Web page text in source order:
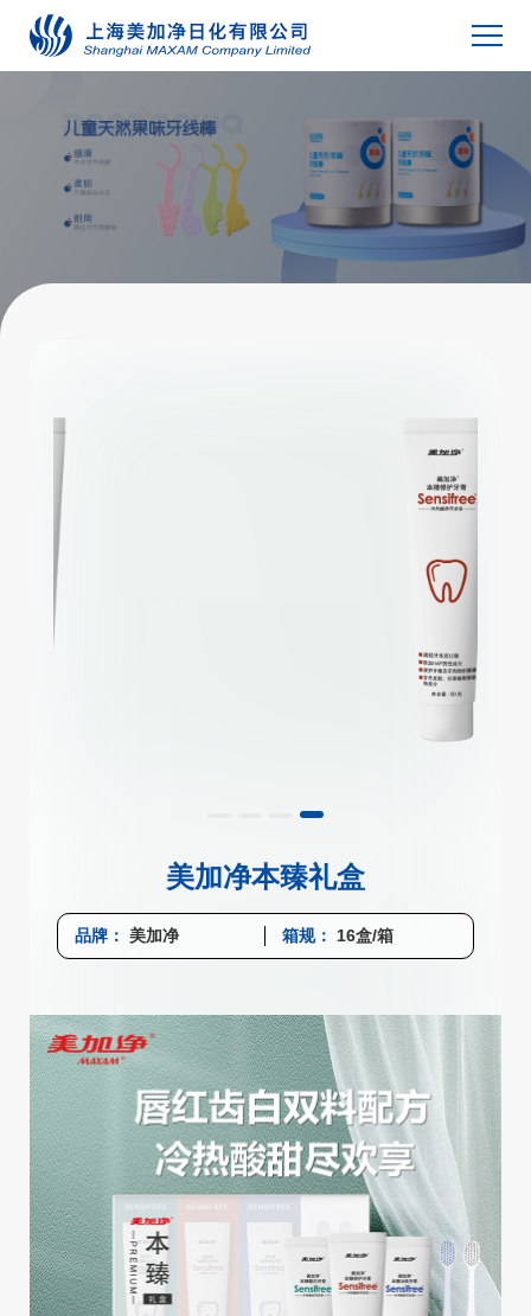
美加净本臻礼盒
品牌： 美加净 箱规： 16盒/箱